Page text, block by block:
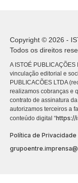
Copyright © 2026 -
Todos os direitos
A ISTOÉ
vinculação editorial e
PUBLICACÕES LTDA
realizamos cobranças e
contrato de assinatura
autorizamos terceiros a
conteúdo digital “https://
Política de Privacidade